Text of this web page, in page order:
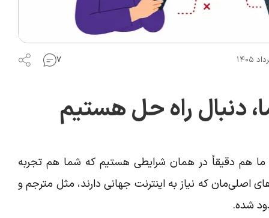
۷
دنبال راه حل هستیم
ما هم دقیقاً در همان شرایطی هستیم که شما هم تجربه
که نیاز به اینترنت جهانی دارند، مثل مترجم و
شده.